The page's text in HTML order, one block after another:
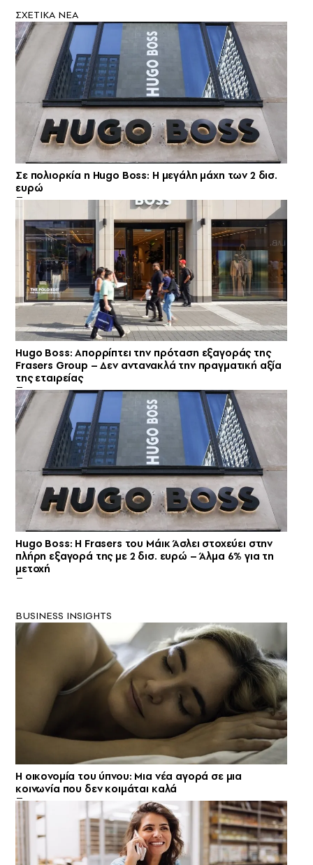
ΣXETIKA NEA
Σε πολιορκία η Hugo Boss: Η μεγάλη μάχη των 2 δισ.
ευρώ
Hugo Boss: Απορρίπτει την πρόταση εξαγοράς της
Frasers Group – Δεν αντανακλά την πραγματική αξία
της εταιρείας
Hugo Boss: Η Frasers του Μάικ Άσλει στοχεύει στην
πλήρη εξαγορά της με 2 δισ. ευρώ – Άλμα 6% για τη
μετοχή
BUSINESS INSIGHTS
Η οικονομία του ύπνου: Μια νέα αγορά σε μια
κοινωνία που δεν κοιμάται καλά